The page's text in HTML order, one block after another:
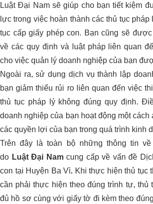
Luật Đại Nam sẽ giúp cho bạn tiết kiệm
lực trong việc hoàn thành các thủ tục
tục cấp giấy phép con. Bạn cũng sẽ
về các quy định và luật pháp liên quan
cho việc quản lý doanh nghiệp của bạn
Ngoài ra, sử dụng dịch vụ thành lập
bạn giảm thiểu rủi ro liên quan đến việc
thủ tục pháp lý không đúng quy định.
doanh nghiệp của bạn hoạt động một cách
các quyền lợi của bạn trong quá trình kinh
Trên đây là toàn bộ những thông tin
do Luật Đại Namcung cấp về vấn đề
con tại Huyện Ba Vì. Khi thực hiện thủ tục
cần phải thực hiện theo đúng trình tự, thủ
đủ hồ sơ cùng với giấy tờ đi kèm theo